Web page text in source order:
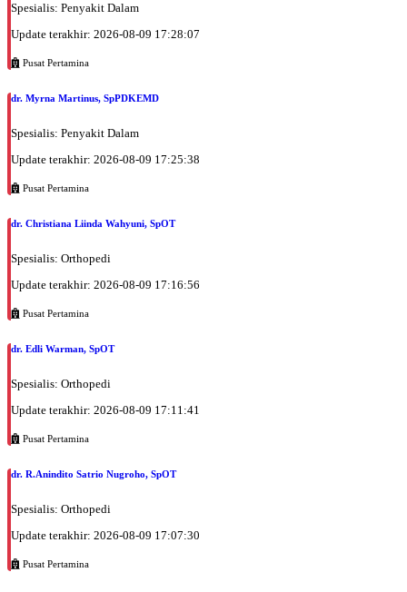
Spesialis: Penyakit Dalam
Update terakhir: 2026-08-09 17:28:07
Pusat Pertamina
dr. Myrna Martinus, SpPDKEMD
Spesialis: Penyakit Dalam
Update terakhir: 2026-08-09 17:25:38
Pusat Pertamina
dr. Christiana Liinda Wahyuni, SpOT
Spesialis: Orthopedi
Update terakhir: 2026-08-09 17:16:56
Pusat Pertamina
dr. Edli Warman, SpOT
Spesialis: Orthopedi
Update terakhir: 2026-08-09 17:11:41
Pusat Pertamina
dr. R.Anindito Satrio Nugroho, SpOT
Spesialis: Orthopedi
Update terakhir: 2026-08-09 17:07:30
Pusat Pertamina